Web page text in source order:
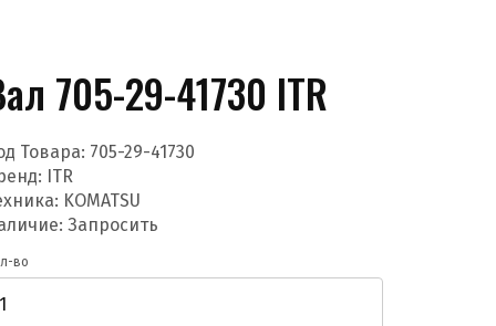
705-29-41730 ITR
Товара: 705-29-41730
ITR
KOMATSU
Запросить
во